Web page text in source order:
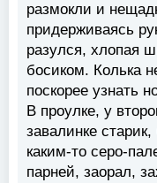
размокли и
придерживаясь
разулся, хлопая
босиком. Колька
поскорее узнать
В проулке, у
завалинке
каким-то серо-
парней, заорал,